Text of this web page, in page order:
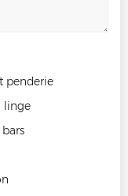
penderie
linge